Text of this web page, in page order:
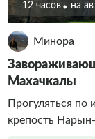
12 часов На
Минора
Махачкалы
Прогуляться по
крепость